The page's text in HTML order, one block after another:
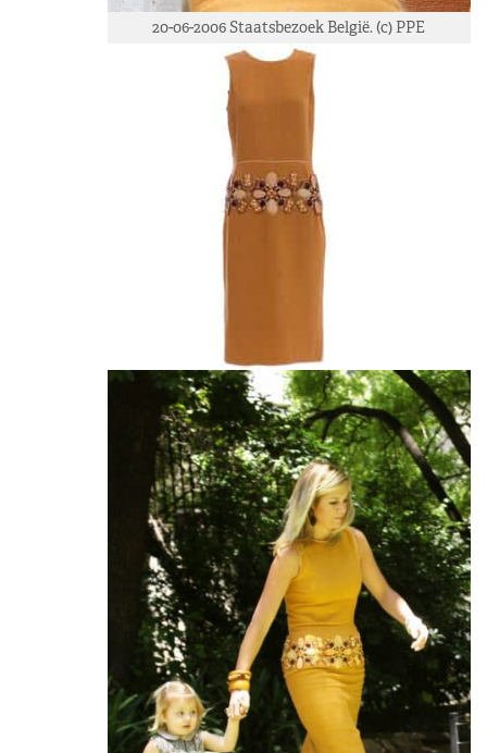
20-06-2006 Staatsbezoek België. (c) PPE